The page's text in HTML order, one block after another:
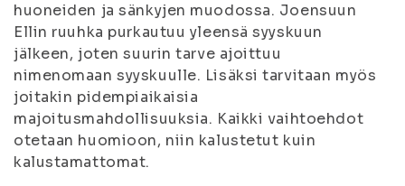
huoneiden ja sänkyjen muodossa. Joensuun
Ellin ruuhka purkautuu yleensä syyskuun
jälkeen, joten suurin tarve ajoittuu
nimenomaan syyskuulle. Lisäksi tarvitaan myös
joitakin pidempiaikaisia
majoitusmahdollisuuksia. Kaikki vaihtoehdot
otetaan huomioon, niin kalustetut kuin
kalustamattomat.